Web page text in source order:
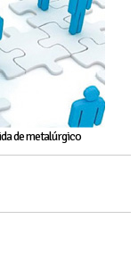
de metalúrgico